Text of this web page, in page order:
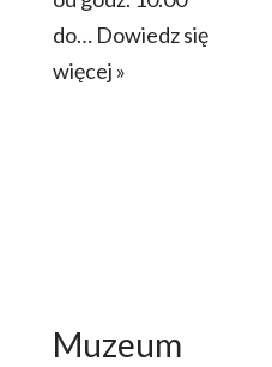
do… Dowiedz się
więcej »
Muzeum